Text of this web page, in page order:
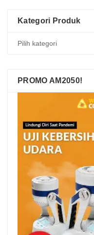
Kategori Produk
PROMO AM2050!